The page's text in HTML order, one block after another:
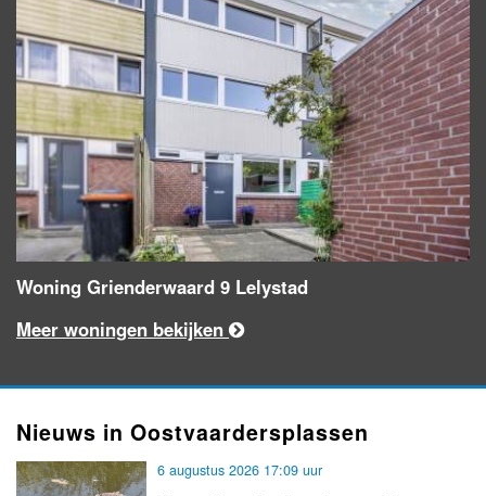
Woning Grienderwaard 9 Lelystad
Meer woningen bekijken
Nieuws in Oostvaardersplassen
6 augustus 2026 17:09 uur